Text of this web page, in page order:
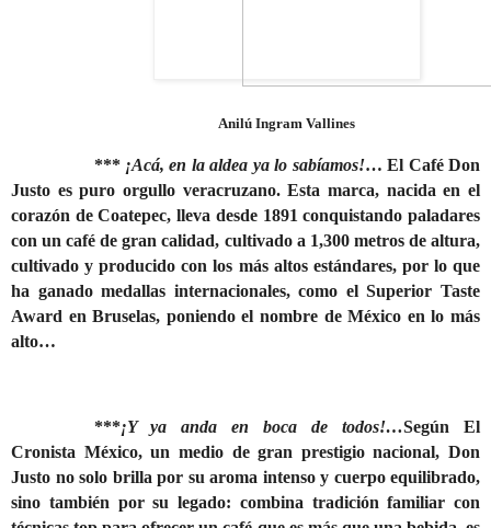
Anilú Ingram Vallines
*** ¡Acá, en la aldea ya lo sabíamos!… El Café Don
Justo es puro orgullo veracruzano. Esta marca, nacida en el
corazón de Coatepec, lleva desde 1891 conquistando paladares
con un café de gran calidad, cultivado a 1,300 metros de altura,
cultivado y producido con los más altos estándares, por lo que
ha ganado medallas internacionales, como el Superior Taste
Award en Bruselas, poniendo el nombre de México en lo más
alto…
***¡Y ya anda en boca de todos!…Según El
Cronista México, un medio de gran prestigio nacional, Don
Justo no solo brilla por su aroma intenso y cuerpo equilibrado,
sino también por su legado: combina tradición familiar con